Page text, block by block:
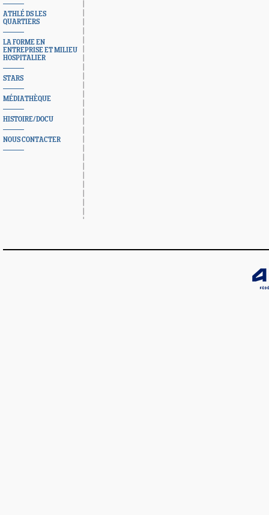
ATHLÉ DS LES
QUARTIERS
LA FORME EN
ENTREPRISE ET MILIEU
HOSPITALIER
STARS
MÉDIATHÈQUE
HISTOIRE/DOCU
NOUS CONTACTER